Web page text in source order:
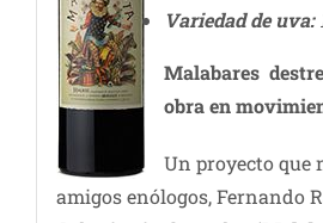
Variedad de uva:
Malabares
obra en
Un proyecto que
amigos enólogos, Fernando